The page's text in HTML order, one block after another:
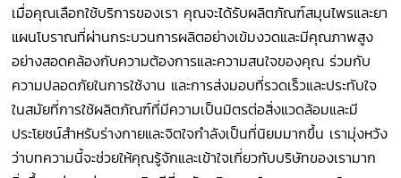
เมื่อคุณเลือกใช้บริการของเรา คุณจะได้รับผลิตภัณฑ์สมุนไพรและยา
แผนโบราณที่ผ่านกระบวนการผลิตอย่างเข้มงวดและมีคุณภาพสูง
อย่างสอดคล้องกับความต้องการและความสนใจของคุณ ร่วมกับ
ความปลอดภัยในการใช้งาน และการส่งมอบที่รวดเร็วและประทับใจ
ในสมัยที่การใช้ผลิตภัณฑ์ที่มีความเป็นมิตรต่อสิ่งแวดล้อมและมี
ประโยชน์สำหรับร่างกายและจิตใจกำลังเป็นที่นิยมมากขึ้น เรามุ่งหวัง
ว่าบทความนี้จะช่วยให้คุณรู้จักและเข้าใจเกี่ยวกับบริษัทของเรามาก